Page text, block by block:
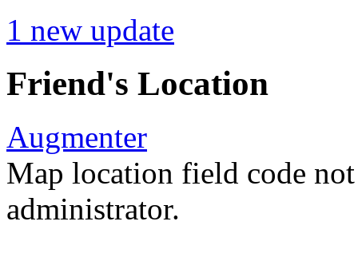
1 new update
Friend's Location
Augmenter
Map location field code
administrator.